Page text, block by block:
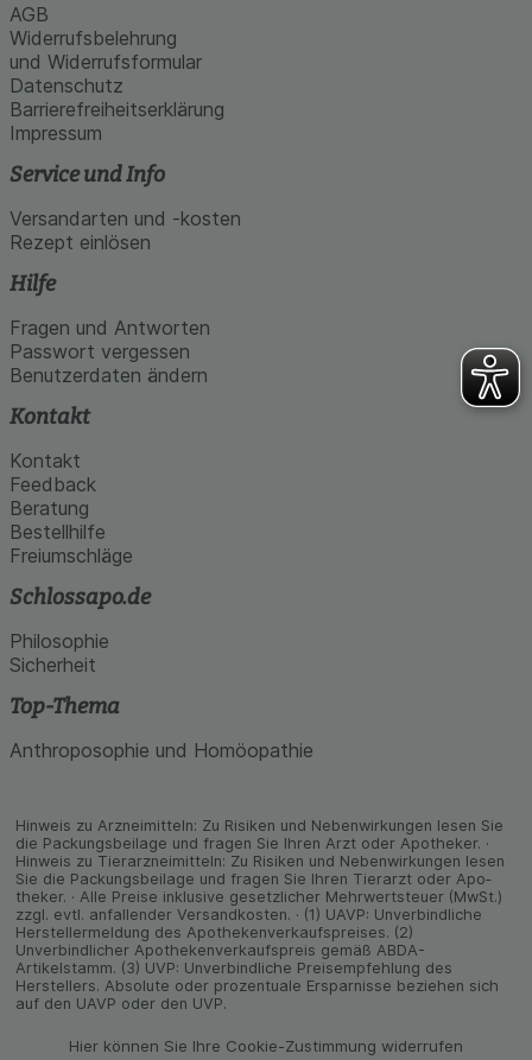
AGB
Widerrufsbelehrung
und Widerrufsformular
Datenschutz
Barrierefreiheitserklärung
Impressum
Service und Info
Versandarten und -kosten
Rezept einlösen
Hilfe
Fragen und Antworten
Passwort vergessen
Benutzerdaten ändern
Kontakt
Kontakt
Feedback
Beratung
Bestellhilfe
Freiumschläge
Schlossapo.de
Philosophie
Sicherheit
Top-Thema
Anthroposophie und Homöopathie
Hinweis zu Arzneimitteln: Zu Risiken und Neben­wirkungen lesen Sie
die Packungs­beilage und fragen Sie Ihren Arzt oder Apo­theker. ·
Hinweis zu Tier­arz­nei­mitteln: Zu Risiken und Neben­wirkungen lesen
Sie die Packungs­beilage und fragen Sie Ihren Tier­arzt oder Apo­
theker. · Alle Preise inklusive gesetz­licher Mehrwertsteuer (MwSt.)
zzgl. evtl. anfallender Versand­kosten. · (1) UAVP: Unverbindliche
Herstellermeldung des Apothekenverkaufspreises. (2)
Unverbindlicher Apothekenverkaufspreis gemäß ABDA-
Artikelstamm. (3) UVP: Unverbindliche Preisempfehlung des
Herstellers. Absolute oder prozentuale Ersparnisse beziehen sich
auf den UAVP oder den UVP.
Hier können Sie Ihre Cookie-Zustimmung widerrufen